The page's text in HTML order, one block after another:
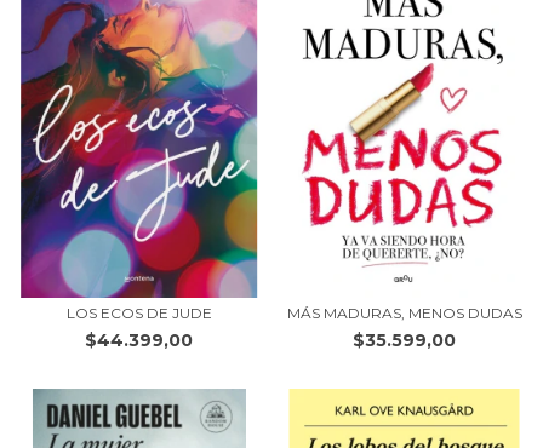
LOS ECOS DE JUDE
$44.399,00
MÁS MADURAS, MENOS DUDAS
$35.599,00